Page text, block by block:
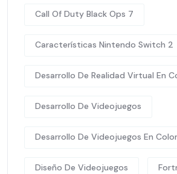
Call Of Duty Black Ops 7
Características Nintendo Switch 2
Desarrollo De Realidad Virtual En
Desarrollo De Videojuegos
Desarrollo De Videojuegos En
Diseño De Videojuegos